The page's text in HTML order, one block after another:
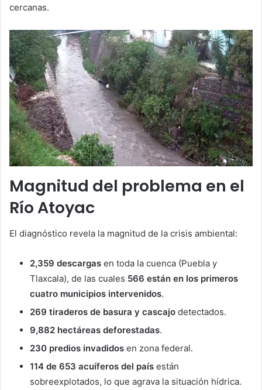
cercanas.
Magnitud del problema en el
Río Atoyac
El diagnóstico revela la magnitud de la crisis ambiental:
2,359 descargas en toda la cuenca (Puebla y
Tlaxcala), de las cuales 566 están en los primeros
cuatro municipios intervenidos.
269 tiraderos de basura y cascajo detectados.
9,882 hectáreas deforestadas.
230 predios invadidos en zona federal.
114 de 653 acuíferos del país están
sobreexplotados, lo que agrava la situación hídrica.